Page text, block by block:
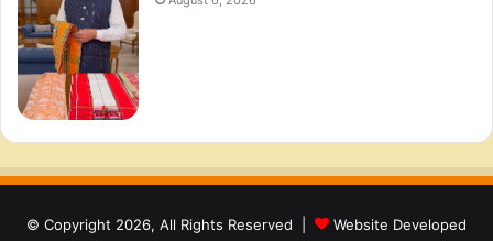
© Copyright 2026, All Rights Reserved | Website Developed